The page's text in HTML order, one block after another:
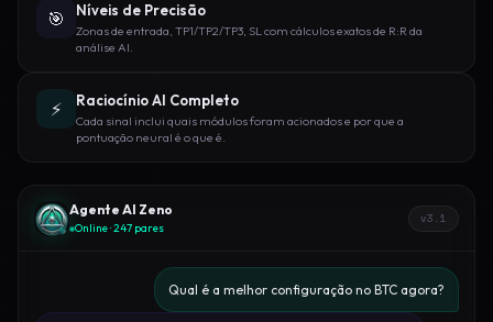
🎯 Níveis de Precisão
Zonas de entrada, TP1/TP2/TP3, SL com cálculos exatos de R:R da
análise AI.
⚡ Raciocínio AI Completo
Cada sinal inclui quais módulos foram acionados e por que a
pontuação neural é o que é.
Agente AI Zeno
Online · 247 pares
v3.1
Qual é a melhor configuração no BTC agora?